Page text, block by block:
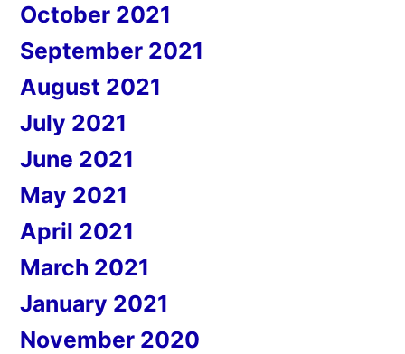
October 2021
September 2021
August 2021
July 2021
June 2021
May 2021
April 2021
March 2021
January 2021
November 2020